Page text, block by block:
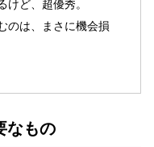
けど、超優秀。
のは、まさに機会損
なもの